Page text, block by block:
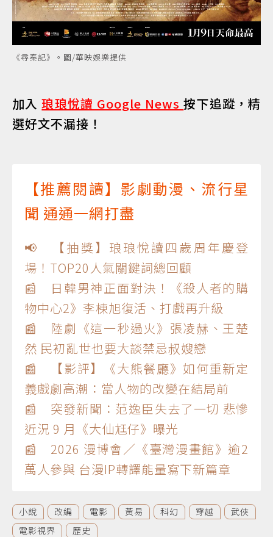
《尋秦記》。圖/華映娛樂提供
加入琅琅悅讀 Google News按下追蹤，精
選好文不漏接！
【推薦閱讀】影劇動漫、流行星
聞 通通一網打盡
📢 【抽獎】琅琅悅讀四歲周年慶登
場！TOP20人氣關鍵詞總回顧
📰 日韓男神正面對決！《殺人者的購
物中心2》李棟旭復活、打戲再升級
📰 陸劇《這一秒過火》張凌赫、王楚
然 民初亂世也要大談禁忌叔嫂戀
📰 【影評】《大熊餐廳》如何重新定
義戲劇高潮：當人物的改變在結局前
📰 突發新聞：范逸臣失去了一切 悲慘
近況 9 月《大仙尪仔》曝光
📰 2026 漫博會／《臺灣漫畫館》逾2
萬人參與 台漫IP轉譯能量寫下新篇章
小說 改編 電影 黃易 科幻 穿越
武俠
電影視界
歷史